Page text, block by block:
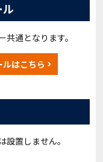
通となります。
はこちら
置しません。